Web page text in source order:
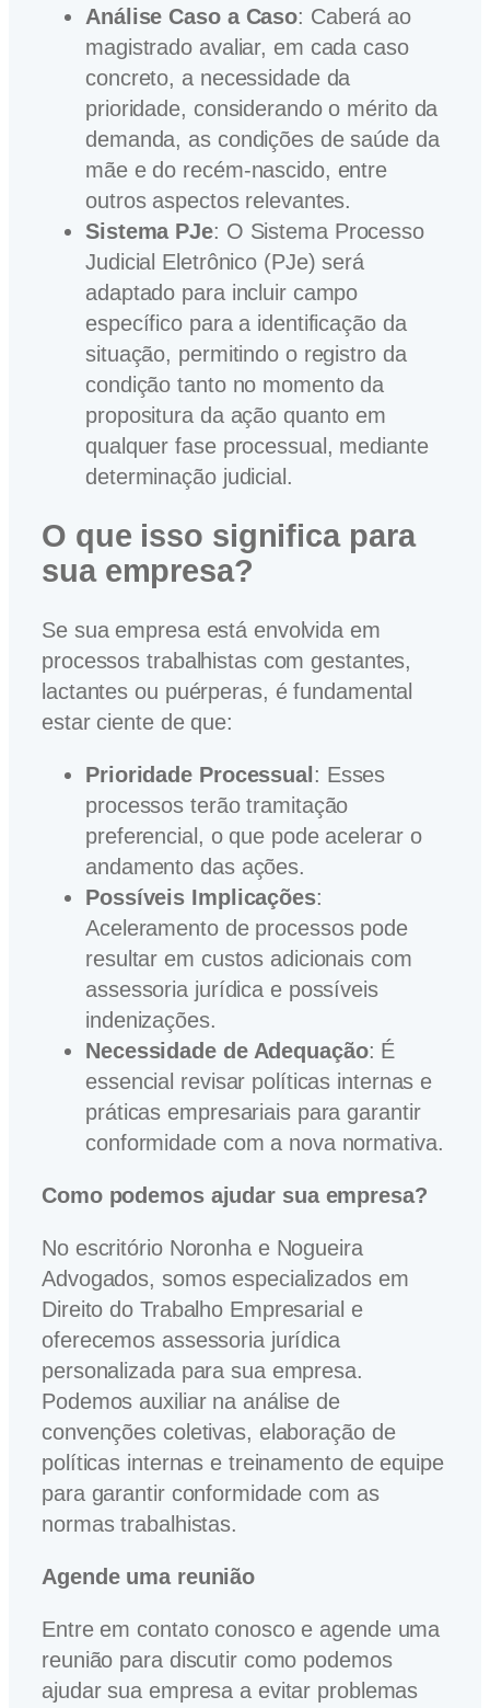
Análise Caso a Caso: Caberá ao
magistrado avaliar, em cada caso
concreto, a necessidade da
prioridade, considerando o mérito da
demanda, as condições de saúde da
mãe e do recém-nascido, entre
outros aspectos relevantes.
Sistema PJe: O Sistema Processo
Judicial Eletrônico (PJe) será
adaptado para incluir campo
específico para a identificação da
situação, permitindo o registro da
condição tanto no momento da
propositura da ação quanto em
qualquer fase processual, mediante
determinação judicial.
O que isso significa para
sua empresa?
Se sua empresa está envolvida em
processos trabalhistas com gestantes,
lactantes ou puérperas, é fundamental
estar ciente de que:
Prioridade Processual: Esses
processos terão tramitação
preferencial, o que pode acelerar o
andamento das ações.
Possíveis Implicações:
Aceleramento de processos pode
resultar em custos adicionais com
assessoria jurídica e possíveis
indenizações.
Necessidade de Adequação: É
essencial revisar políticas internas e
práticas empresariais para garantir
conformidade com a nova normativa.
Como podemos ajudar sua empresa?
No escritório Noronha e Nogueira
Advogados, somos especializados em
Direito do Trabalho Empresarial e
oferecemos assessoria jurídica
personalizada para sua empresa.
Podemos auxiliar na análise de
convenções coletivas, elaboração de
políticas internas e treinamento de equipe
para garantir conformidade com as
normas trabalhistas.
Agende uma reunião
Entre em contato conosco e agende uma
reunião para discutir como podemos
ajudar sua empresa a evitar problemas